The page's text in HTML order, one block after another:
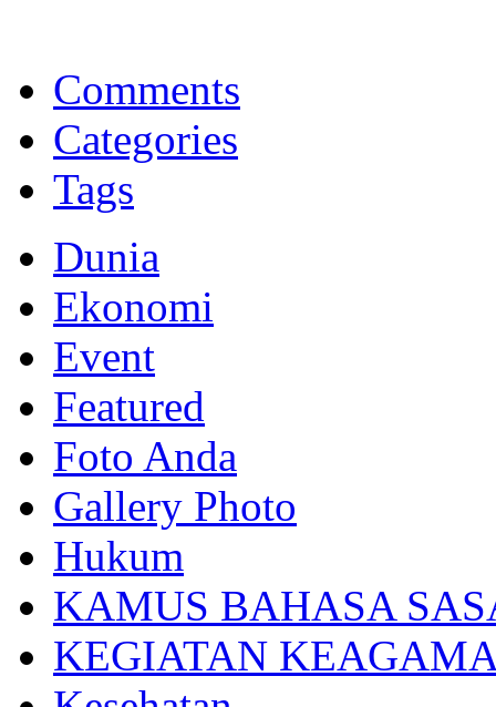
Memberikan yang terbaik sesuai kaidah Islam, kunjungi situs resmi
Comments
Categories
Tags
Dunia
Ekonomi
Event
Featured
Foto Anda
Gallery Photo
Hukum
KAMUS BAHASA
KEGIATAN